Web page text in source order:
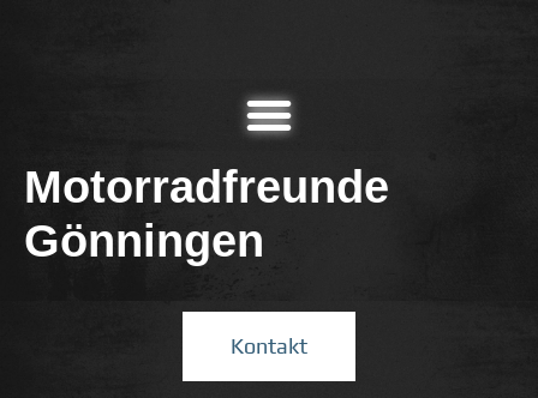
Motorradfreunde
Gönningen
Kontakt